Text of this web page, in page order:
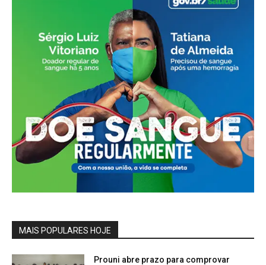
MAIS POPULARES HOJE
Prouni abre prazo para comprovar